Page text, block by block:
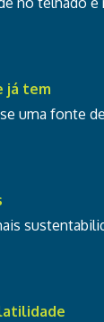
já tem
uma fonte